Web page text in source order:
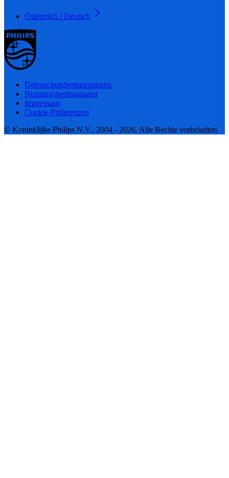
Österreich / Deutsch
Datenschutzbestimmungen
Nutzungsbedingungen
Impressum
Cookie-Präferenzen
© Koninklijke Philips N.V., 2004 - 2026. Alle Rechte vorbehalten.